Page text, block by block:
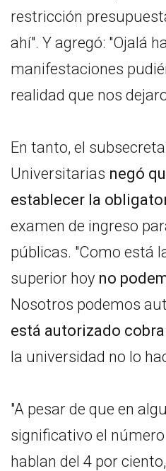
restricción
ahí". Y agregó: "Ojalá
manifestaciones
realidad que nos
En tanto, el
Universitarias negó
establecer la
examen de ingreso
públicas. "Como está
superior hoy no
Nosotros podemos
está autorizado
la universidad no lo
"A pesar de que en
significativo el
hablan del 4 por